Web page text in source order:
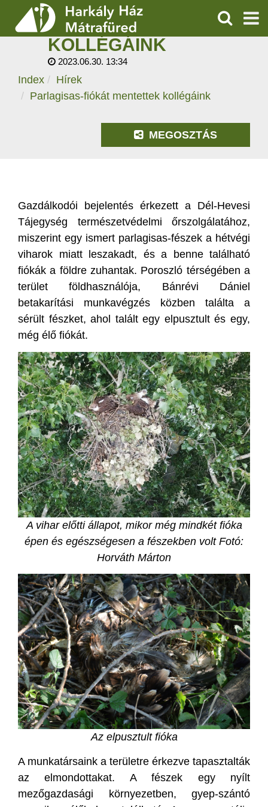
SZOLGÁLTATÁSOK
PROGRAMOK
KERESÉS
PARLAGISAS-FIÓKÁT
MENTETTEK
KOLLÉGÁINK
2023.06.30. 13:34
Index
Hírek
Parlagisas-fiókát mentettek kollégáink
MEGOSZTÁS
Gazdálkodói bejelentés érkezett a Dél-Hevesi
Tájegység természetvédelmi őrszolgálatához,
miszerint egy ismert parlagisas-fészek a hétvégi
viharok miatt leszakadt, és a benne található
fiókák a földre zuhantak. Poroszló térségében a
terület földhasználója, Bánrévi Dániel
betakarítási munkavégzés közben találta a
sérült fészket, ahol talált egy elpusztult és egy,
még élő fiókát.
A vihar előtti állapot, mikor még mindkét fióka
épen és egészségesen a fészekben volt Fotó:
Horváth Márton
Az elpusztult fióka
A munkatársaink a területre érkezve tapasztalták
az elmondottakat. A fészek egy nyílt
mezőgazdasági környezetben, gyep-szántó